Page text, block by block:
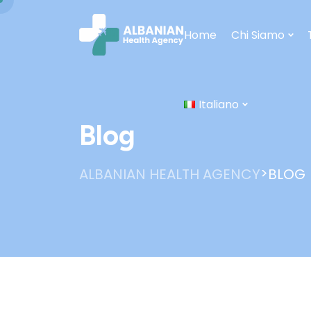
Home Chi Siamo
Italiano
Blog
ALBANIAN HEALTH AGENCY>BLOG